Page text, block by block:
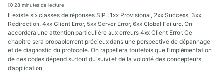
28 minutes de lecture
Il existe six classes de réponses SIP : 1xx Provisional, 2xx Success, 3xx
Redirection, 4xx Client Error, 5xx Server Error, 6xx Global Failure. On
accordera une attention particulière aux erreurs 4xx Client Error. Ce
chapitre sera probablement précieux dans une perspective de dépannage
et de diagnostic du protocole. On rappellera toutefois que l’implémentation
de ces codes dépend surtout du suivi et de la volonté des concepteurs
d’application.